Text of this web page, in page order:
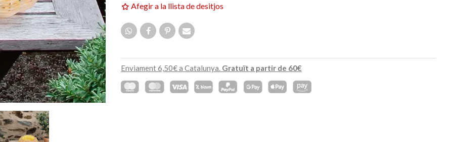
Afegir a la llista de desitjos
Enviament 6,50€ a Catalunya. Gratuït a partir de 60€